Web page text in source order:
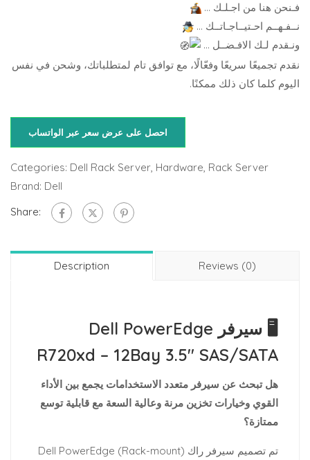
فـنحن هنا من اجـلـك …
نــفـهــم احـتيــاجـاتــك …
ونـقدم لـك الافـضــل …
نقدم تجميعًا سريعًا وفعّالًا، مع توافق تام لمتطلباتك، وشحن في نفس
اليوم كلما كان ذلك ممكنًا.
احصل على عرض سعر عبر الواتساب
Categories: Dell Rack Server Hardware Rack Server
Brand: Dell
Share:
Description Reviews (0)
🖥️ سيرفر Dell PowerEdge
R720xd – 12Bay 3.5″ SAS/SATA
هل تبحث عن سيرفر متعدد الاستخدامات يجمع بين الأداء
القوي وخيارات تخزين مرنة وعالية السعة مع قابلية توسع
ممتازة؟
تم تصميم سيرفر راك (Rack-mount) Dell PowerEdge